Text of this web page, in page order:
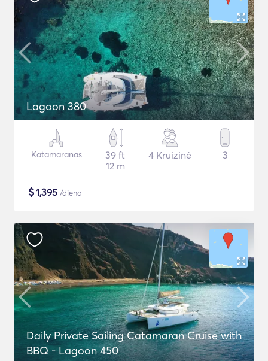
Lagoon 380
Katamaranas
39 ft
12 m
4 Kruizinė 3
$1,395 /diena
Daily Private Sailing Catamaran Cruise with
BBQ - Lagoon 450